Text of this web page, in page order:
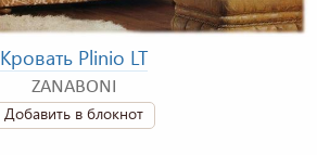
Кровать Plinio LT
ZANABONI
Добавить в блокнот